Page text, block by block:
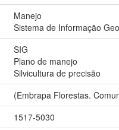
Manejo
Sistema de Informação
SIG
Plano de manejo
Silvicultura de precisão
(Embrapa Florestas.
1517-5030